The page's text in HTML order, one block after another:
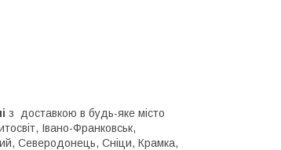
з доставкою в будь-яке місто
Івано-Франковськ,
Северодонець, Сніци, Крамка,